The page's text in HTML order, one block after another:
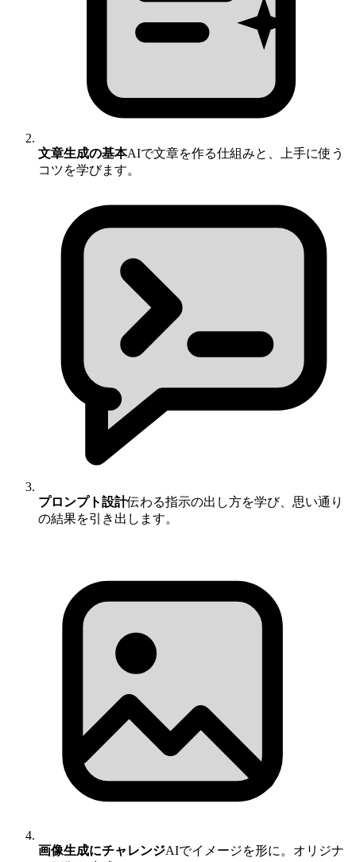
文章生成の基本AIで文章を作る仕組みと、上手に使う
コツを学びます。
プロンプト設計伝わる指示の出し方を学び、思い通り
の結果を引き出します。
画像生成にチャレンジAIでイメージを形に。オリジナ